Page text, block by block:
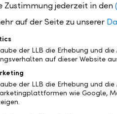
Zustimmung jederzeit in den
auf der Seite zu unserer
der LLB die Erhebung und
auf dieser Website
der LLB die Erhebung und
wie Google,